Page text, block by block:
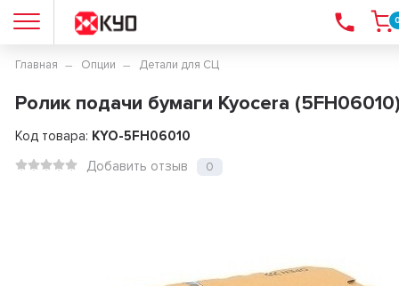
Главная Опции Детали для СЦ
Ролик подачи бумаги Kyocera
Код товара: KYO-5FH06010
Добавить отзыв
0